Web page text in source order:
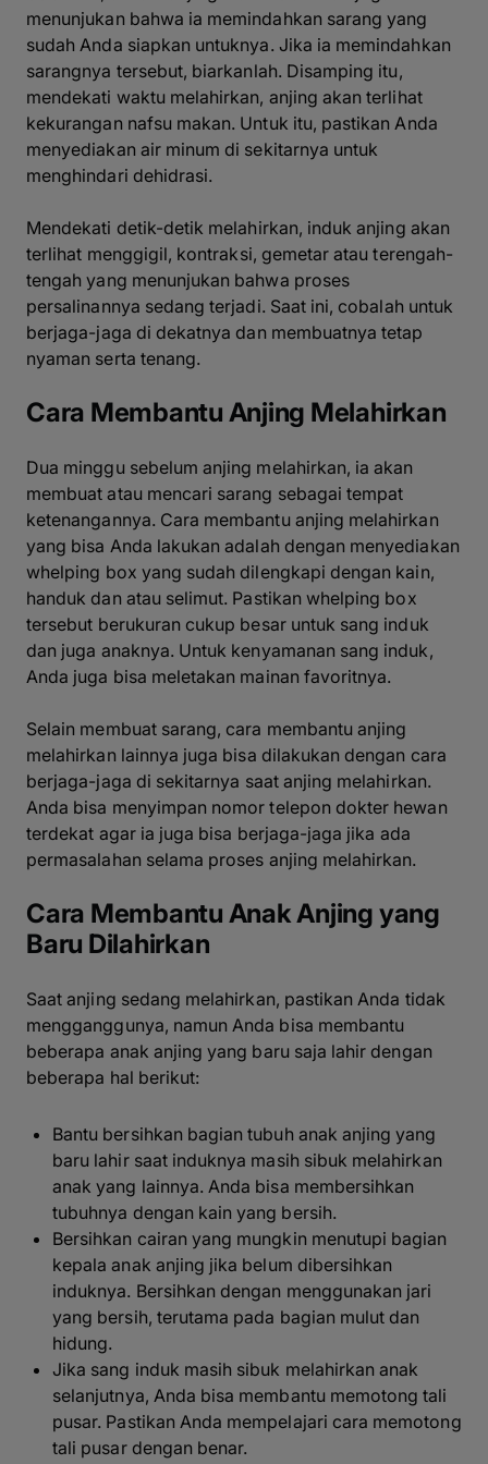
menunjukan bahwa ia memindahkan sarang yang
sudah Anda siapkan untuknya. Jika ia memindahkan
sarangnya tersebut, biarkanlah. Disamping itu,
mendekati waktu melahirkan, anjing akan terlihat
kekurangan nafsu makan. Untuk itu, pastikan Anda
menyediakan air minum di sekitarnya untuk
menghindari dehidrasi.
Mendekati detik-detik melahirkan, induk anjing akan
terlihat menggigil, kontraksi, gemetar atau terengah-
tengah yang menunjukan bahwa proses
persalinannya sedang terjadi. Saat ini, cobalah untuk
berjaga-jaga di dekatnya dan membuatnya tetap
nyaman serta tenang.
Cara Membantu Anjing Melahirkan
Dua minggu sebelum anjing melahirkan, ia akan
membuat atau mencari sarang sebagai tempat
ketenangannya. Cara membantu anjing melahirkan
yang bisa Anda lakukan adalah dengan menyediakan
whelping box yang sudah dilengkapi dengan kain,
handuk dan atau selimut. Pastikan whelping box
tersebut berukuran cukup besar untuk sang induk
dan juga anaknya. Untuk kenyamanan sang induk,
Anda juga bisa meletakan mainan favoritnya.
Selain membuat sarang, cara membantu anjing
melahirkan lainnya juga bisa dilakukan dengan cara
berjaga-jaga di sekitarnya saat anjing melahirkan.
Anda bisa menyimpan nomor telepon dokter hewan
terdekat agar ia juga bisa berjaga-jaga jika ada
permasalahan selama proses anjing melahirkan.
Cara Membantu Anak Anjing yang
Baru Dilahirkan
Saat anjing sedang melahirkan, pastikan Anda tidak
mengganggunya, namun Anda bisa membantu
beberapa anak anjing yang baru saja lahir dengan
beberapa hal berikut:
Bantu bersihkan bagian tubuh anak anjing yang
baru lahir saat induknya masih sibuk melahirkan
anak yang lainnya. Anda bisa membersihkan
tubuhnya dengan kain yang bersih.
Bersihkan cairan yang mungkin menutupi bagian
kepala anak anjing jika belum dibersihkan
induknya. Bersihkan dengan menggunakan jari
yang bersih, terutama pada bagian mulut dan
hidung.
Jika sang induk masih sibuk melahirkan anak
selanjutnya, Anda bisa membantu memotong tali
pusar. Pastikan Anda mempelajari cara memotong
tali pusar dengan benar.